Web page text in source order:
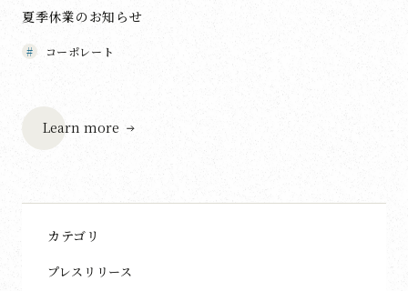
夏季休業のお知らせ
コーポレート
Learn more
カテゴリ
プレスリリース